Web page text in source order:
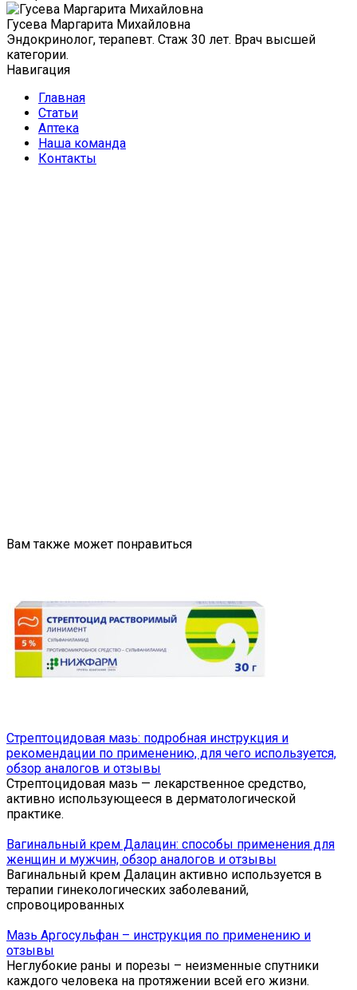
Гусева Маргарита Михайловна
Эндокринолог, терапевт. Стаж 30 лет. Врач высшей
категории.
Навигация
Главная
Статьи
Аптека
Наша команда
Контакты
Вам также может понравиться
Стрептоцидовая мазь: подробная инструкция и
рекомендации по применению, для чего используется,
обзор аналогов и отзывы
Стрептоцидовая мазь — лекарственное средство,
активно использующееся в дерматологической
практике.
Вагинальный крем Далацин: способы применения для
женщин и мужчин, обзор аналогов и отзывы
Вагинальный крем Далацин активно используется в
терапии гинекологических заболеваний,
спровоцированных
Мазь Аргосульфан – инструкция по применению и
отзывы
Неглубокие раны и порезы – неизменные спутники
каждого человека на протяжении всей его жизни.